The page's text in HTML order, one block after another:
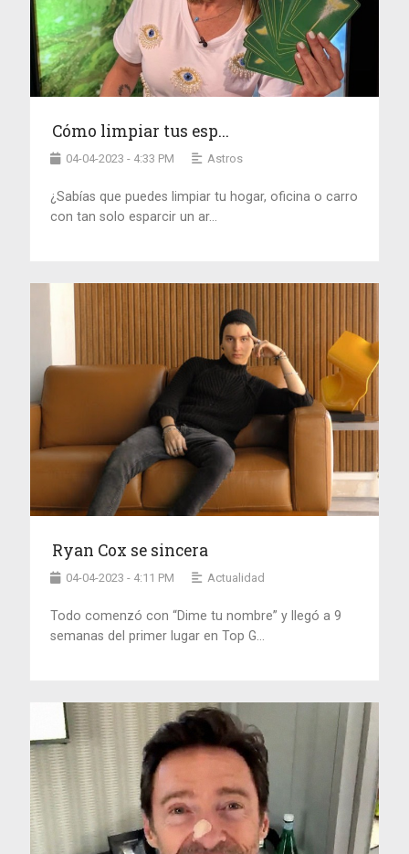
Cómo limpiar tus esp...
04-04-2023 - 4:33 PM Astros
¿Sabías que puedes limpiar tu hogar, oficina o carro
con tan solo esparcir un ar...
Ryan Cox se sincera
04-04-2023 - 4:11 PM Actualidad
Todo comenzó con “Dime tu nombre” y llegó a 9
semanas del primer lugar en Top G...